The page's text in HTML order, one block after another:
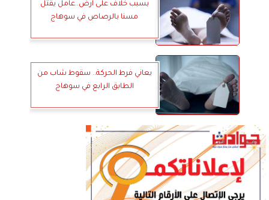
بسبب خلاف على أرض..عامل يقتل
مسنا بالرصاص في سوهاج
يعاني فرط الحركة.. سقوط شاب من
الطابق الرابع في سوهاج